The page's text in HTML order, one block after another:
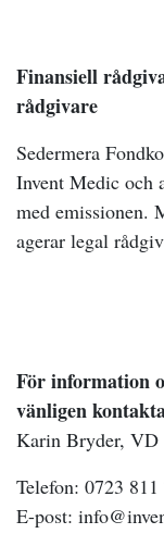
Finansiell
rådgivare
Sedermera
Invent Medic och
med emissionen.
agerar legal
För information
vänligen
Karin Bryder, VD
Telefon: 0723 811
E-post: